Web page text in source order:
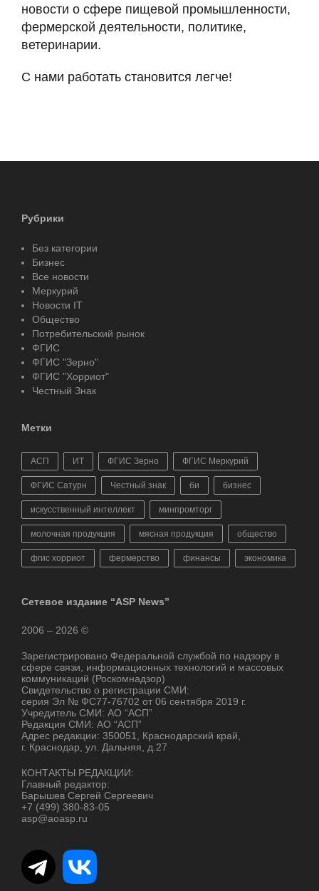
новости о сфере пищевой промышленности,
фермерской деятельности, политике,
ветеринарии.
С нами работать становится легче!
Рубрики
Без категории
Бизнес
Все новости
Меркурий
Новости IT
Общество
Потребительский рынок
ФГИС
ФГИС "Зерно"
ФГИС "Хорриот"
Честный Знак
Метки
АСП ИТ ФГИС Зерно ФГИС Меркурий
ФГИС Сатурн Честный знак би бизнес
искусственный интеллект минпромторг
молочная продукция мясная продукция общество
фгис хорриот фермерство финансы экономика
Сетевое издание “ASP News”
2006 – 2026 ©
Зарегистрировано Федеральной службой по надзору в
сфере связи, информационных технологий и массовых
коммуникаций (Роскомнадзор)
Свидетельство о регистрации СМИ:
серия Эл № ФС77-76702 от 06 сентября 2019 г.
Учредитель СМИ: АО “АСП”
Редакция СМИ: АО “АСП”
Адрес редакции: 350051, Краснодарский край,
г. Краснодар, ул. Дальняя, д.27
КОНТАКТЫ РЕДАКЦИИ:
Главный редактор:
Барышев Сергей Сергеевич
+7 (499) 380-83-05
asp@aoasp.ru